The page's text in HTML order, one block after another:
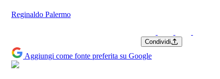
Reginaldo Palermo
Condividi
Aggiungi come fonte preferita su Google